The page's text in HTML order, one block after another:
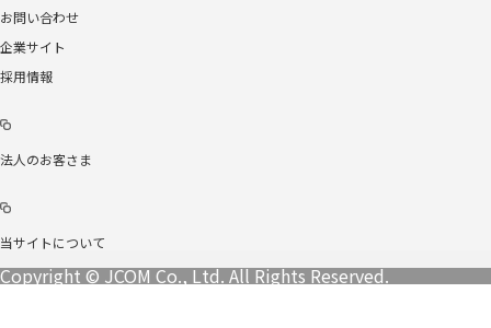
お問い合わせ
企業サイト
採用情報
法人のお客さま
当サイトについて
Copyright © JCOM Co., Ltd. All Rights Reserved.